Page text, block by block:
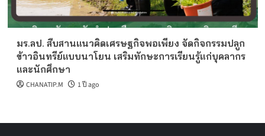
มร.ลป. สืบสานแนวคิดเศรษฐกิจพอเพียง จัดกิจกรรมปลูก
ข้าวอินทรีย์แบบนาโยน เสริมทักษะการเรียนรู้แก่บุคลากร
และนักศึกษา
CHANATIP.M 1 ปี ago